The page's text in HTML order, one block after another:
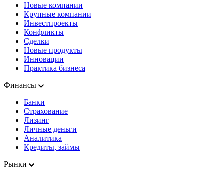
Новые компании
Крупные компании
Инвестпроекты
Конфликты
Сделки
Новые продукты
Инновации
Практика бизнеса
Финансы
Банки
Страхование
Лизинг
Личные деньги
Аналитика
Кредиты, займы
Рынки